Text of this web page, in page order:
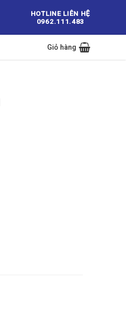
HOTLINE LIÊN HỆ
0962.111.483
Giỏ hàng